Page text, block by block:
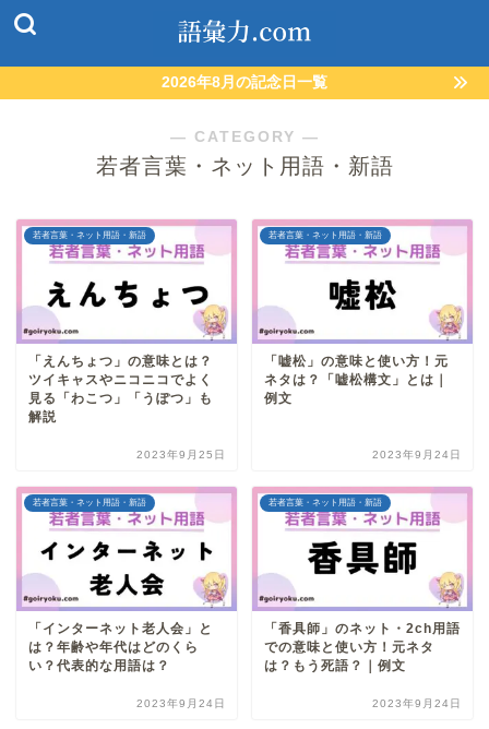
2026年8月の記念日一覧
― CATEGORY ―
若者言葉・ネット用語・新語
若者言葉・ネット用語・新語
「えんちょつ」の意味とは？
ツイキャスやニコニコでよく
見る「わこつ」「うぽつ」も
解説
2023年9月25日
若者言葉・ネット用語・新語
「嘘松」の意味と使い方！元
ネタは？「嘘松構文」とは｜
例文
2023年9月24日
若者言葉・ネット用語・新語
「インターネット老人会」と
は？年齢や年代はどのくら
い？代表的な用語は？
2023年9月24日
若者言葉・ネット用語・新語
「香具師」のネット・2ch用語
での意味と使い方！元ネタ
は？もう死語？｜例文
2023年9月24日